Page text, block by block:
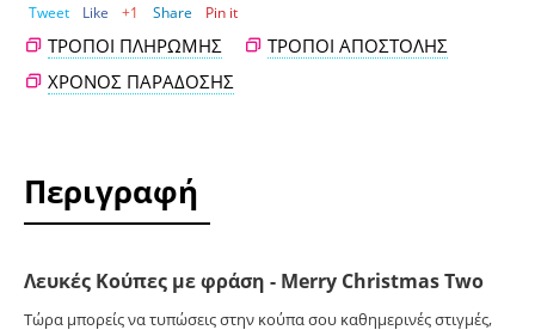
Tweet Like +1 Share Pin it
ΤΡΌΠΟΙ ΠΛΗΡΩΜΉΣ
ΤΡΌΠΟΙ ΑΠΟΣΤΟΛΉΣ
ΧΡΌΝΟΣ ΠΑΡΆΔΟΣΗΣ
Περιγραφή
Λευκές Κούπες με φράση - Merry Christmas Two
Τώρα μπορείς να τυπώσεις στην κούπα σου καθημερινές στιγμές,